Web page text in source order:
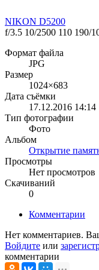
NIKON D5200
f/3.5 10/2500 110 190/
Формат файла
JPG
Размер
1024×683
Дата съёмки
17.12.2016 14:14
Тип фотографии
Фото
Альбом
Открытие
Просмотры
Нет просмотров
Скачиваний
0
Комментарии
Нет комментариев.
Войдите или
комментарии